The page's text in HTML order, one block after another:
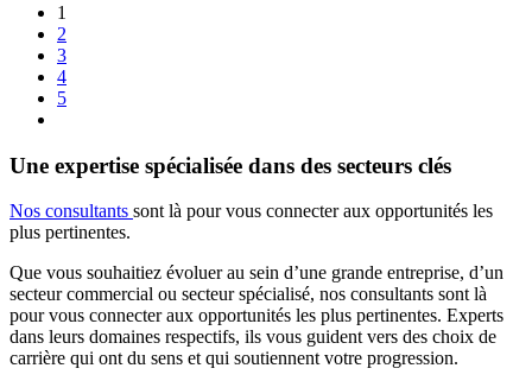
1
2
3
4
5
Une expertise spécialisée dans des secteurs clés
Nos consultants sont là pour vous connecter aux opportunités les
plus pertinentes.
Que vous souhaitiez évoluer au sein d’une grande entreprise, d’un
secteur commercial ou secteur spécialisé, nos consultants sont là
pour vous connecter aux opportunités les plus pertinentes. Experts
dans leurs domaines respectifs, ils vous guident vers des choix de
carrière qui ont du sens et qui soutiennent votre progression.